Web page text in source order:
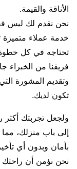
الأناقة والقيمة.
نحن نقدم لك ليس
خدمة عملاء متميزة
تحتاجه في كل
فريقنا من الخبراء
وتقديم المشورة
تكون لديك.
ولجعل تجربتك
إلى باب منزلك،
بأمان وبدون أي
نحن نؤمن أن راحتك